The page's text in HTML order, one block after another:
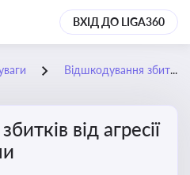
ВХІД ДО LIGA360
Відшкодування збитків від агресії рф проти України
від агресії